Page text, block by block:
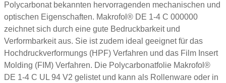
Polycarbonat bekannten hervorragenden mechanischen und
optischen Eigenschaften. Makrofol® DE 1-4 C 000000
zeichnet sich durch eine gute Bedruckbarkeit und
Verformbarkeit aus. Sie ist zudem ideal geeignet für das
Hochdruckverformungs (HPF) Verfahren und das Film Insert
Molding (FIM) Verfahren. Die Polycarbonatfolie Makrofol®
DE 1-4 C UL 94 V2 gelistet und kann als Rollenware oder in